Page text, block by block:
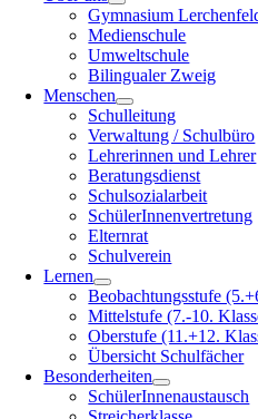
Gymnasium
Medienschule
Umweltschule
Bilingualer Zweig
Menschen
Schulleitung
Verwaltung / Schulbüro
Lehrerinnen und Lehrer
Beratungsdienst
Schulsozialarbeit
SchülerInnenvertretung
Elternrat
Schulverein
Lernen
Beobachtungsstufe
Mittelstufe (7.-10.
Oberstufe (11.+12.
Übersicht Schulfächer
Besonderheiten
SchülerInnenaustausch